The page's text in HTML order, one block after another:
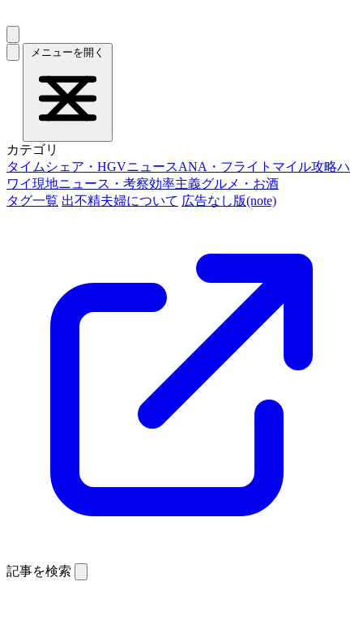
メニューを開く
カテゴリ
タイムシェア・HGVニュースANA・フライトマイル攻略ハ
ワイ現地ニュース・考察効率主義グルメ・お酒
タグ一覧 出不精夫婦について 広告なし版(note)
記事を検索